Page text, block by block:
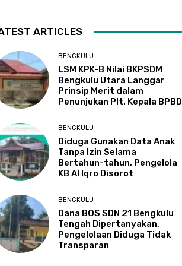
ARTICLES
BENGKULU
LSM KPK-B Nilai BKPSDM
Bengkulu Utara Langgar
Prinsip Merit dalam
Penunjukan Plt. Kepala BPBD
BENGKULU
Diduga Gunakan Data Anak
Tanpa Izin Selama
Bertahun-tahun, Pengelola
KB Al Iqro Disorot
BENGKULU
Dana BOS SDN 21 Bengkulu
Tengah Dipertanyakan,
Pengelolaan Diduga Tidak
Transparan